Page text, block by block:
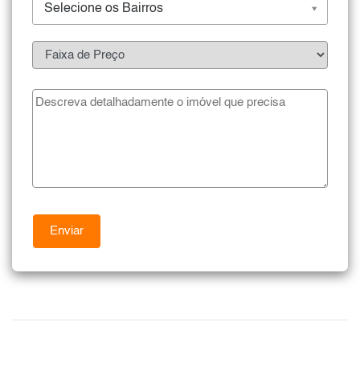
Selecione os Bairros